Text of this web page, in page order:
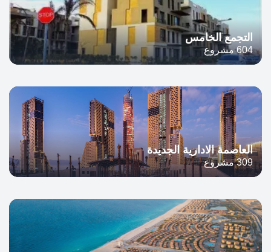
التجمع الخامس
604 مشروع
العاصمة الادارية الجديدة
309 مشروع